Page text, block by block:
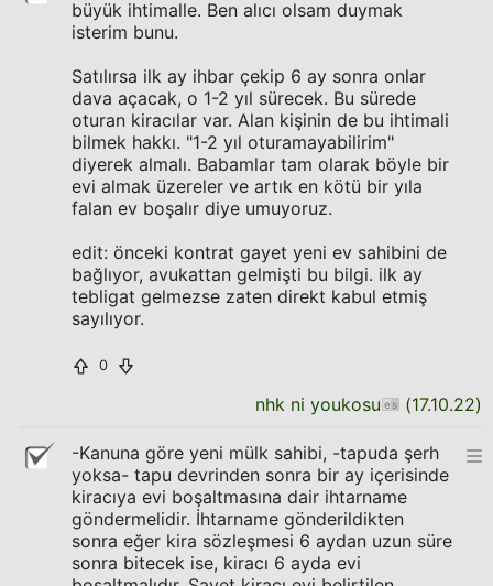
büyük ihtimalle. Ben alıcı olsam duymak
isterim bunu.
Satılırsa ilk ay ihbar çekip 6 ay sonra onlar
dava açacak, o 1-2 yıl sürecek. Bu sürede
oturan kiracılar var. Alan kişinin de bu ihtimali
bilmek hakkı. "1-2 yıl oturamayabilirim"
diyerek almalı. Babamlar tam olarak böyle bir
evi almak üzereler ve artık en kötü bir yıla
falan ev boşalır diye umuyoruz.
edit: önceki kontrat gayet yeni ev sahibini de
bağlıyor, avukattan gelmişti bu bilgi. ilk ay
tebligat gelmezse zaten direkt kabul etmiş
sayılıyor.
0
nhk ni youkosu (17.10.22)
-Kanuna göre yeni mülk sahibi, -tapuda şerh
yoksa- tapu devrinden sonra bir ay içerisinde
kiracıya evi boşaltmasına dair ihtarname
göndermelidir. İhtarname gönderildikten
sonra eğer kira sözleşmesi 6 aydan uzun süre
sonra bitecek ise, kiracı 6 ayda evi